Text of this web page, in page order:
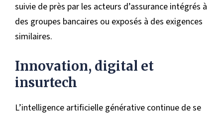
suivie de près par les acteurs d’assurance intégrés à
des groupes bancaires ou exposés à des exigences
similaires.
Innovation, digital et
insurtech
L’intelligence artificielle générative continue de se